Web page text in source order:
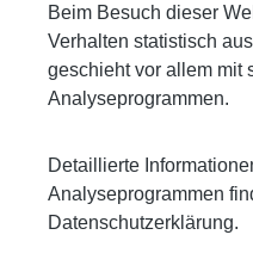
Beim Besuch dieser
Verhalten statistisch
geschieht vor allem mit
Analyseprogrammen.
Detaillierte
Analyseprogrammen
Datenschutzerklärung.